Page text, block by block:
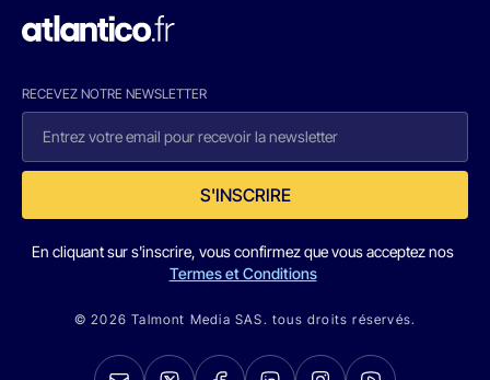
RECEVEZ NOTRE NEWSLETTER
S'INSCRIRE
En cliquant sur s'inscrire, vous confirmez que vous acceptez nos
Termes et Conditions
© 2026 Talmont Media SAS. tous droits réservés.